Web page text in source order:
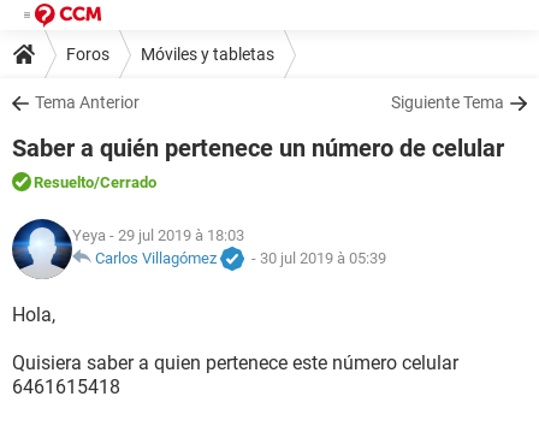
Foros Móviles y tabletas
Tema Anterior Siguiente Tema
Saber a quién pertenece un número de celular
Resuelto/Cerrado
Yeya - 29 jul 2019 à 18:03
Carlos Villagómez
- 30 jul 2019 à 05:39
Hola,
Quisiera saber a quien pertenece este número celular
6461615418